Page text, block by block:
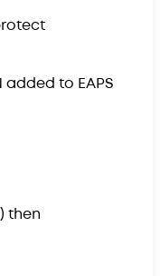
to EAPS
then